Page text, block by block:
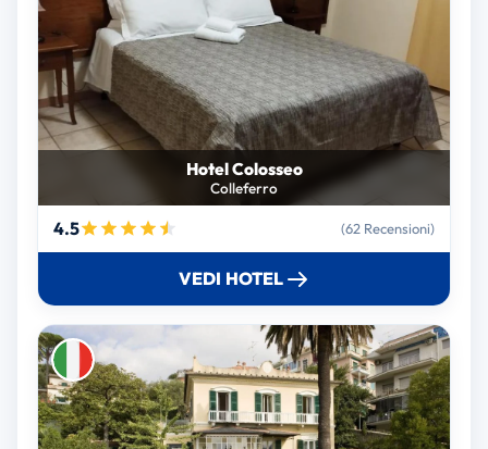
Hotel Colosseo
Colleferro
4.5 (62 Recensioni)
VEDI HOTEL